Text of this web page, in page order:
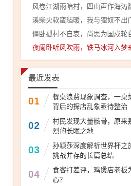
风卷江湖雨暗村，四山声作海涛
溪柴火软蛮毡暖，我与狸奴不出
僵卧孤村不自哀，尚思为国戍轮
夜阑卧听风吹雨，铁马冰河入梦
最近发表
01
餐桌浪费现象调查，一桌
背后的探店乱象亟待整治
02
村民发现大量骸骨，原来
烈的长眠之地
03
孙颖莎深度解析世界杯之
挑战并存的长篇总结
04
食客打差评，鸡煲店老板
心？